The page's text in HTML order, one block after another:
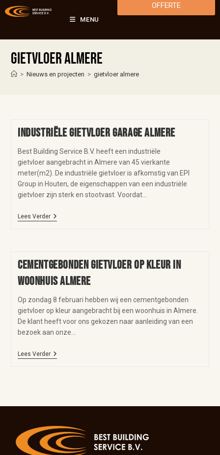
MENU
OFFERTE
gietvloer almere
> Nieuws en projecten > gietvloer almere
Industriële gietvloer garage Almere
Best Building Service B.V. heeft een industriële
gietvloer aangebracht in Almere van 45 vierkante
meter(m2). De industriële gietvloer is afkomstig van EPI
Group in Houten, de eigenschappen van een industriële
gietvloer zijn sterk en stootvast. Voordat…
Lees Verder
Cementgebonden gietvloer op kleur in
woonhuis Almere
Op zondag 8 februari hebben wij een cementgebonden
gietvloer op kleur aangebracht bij een woonhuis in Almere.
De klant heeft voor ons gekozen naar aanleiding van een
bezoek aan onze…
Lees Verder